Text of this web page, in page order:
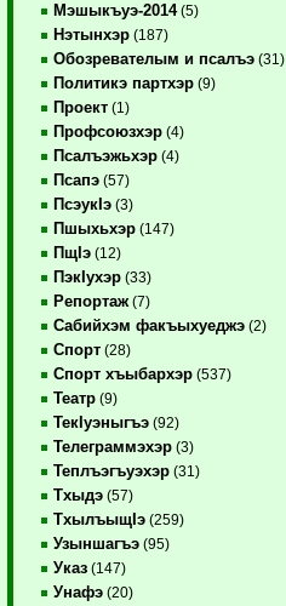
Мэшыкъуэ-2014(5)
Нэтынхэр (187)
Обозревателым и псалъэ (31)
Политикэ партхэр (9)
Проект (1)
Профсоюзхэр (4)
Псалъэжьхэр (4)
Псапэ (57)
ПсэукIэ (3)
Пшыхьхэр (147)
ПщIэ (12)
ПэкIухэр (33)
Репортаж (7)
Сабийхэм факъыхуеджэ (2)
Спорт (28)
Спорт хъыбархэр (537)
Театр (9)
ТекIуэныгъэ (92)
Телеграммэхэр (3)
Теплъэгъуэхэр (31)
Тхыдэ (57)
ТхылъыщIэ (259)
Узыншагъэ (95)
Указ (147)
Унафэ (20)